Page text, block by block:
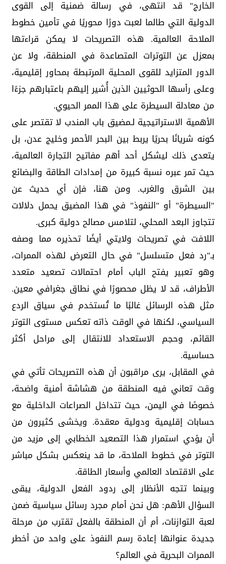
الخارج" قد انتهى، في رسالة ضمنية إلى القوى
الدولية التي طالما لعبت دورًا محوريًا في تأمين خطوط
الملاحة العالمية. هذه التصريحات لا يمكن قراءتها
بمعزل عن التوترات المتصاعدة في المنطقة، ولا عن
الدور المتزايد للقوى المحلية المرتبطة بمحاور إقليمية،
وعلى رأسها الحوثيين الذين أُشير إليهم باعتبارهم جزءًا
من معادلة السيطرة على هذا الممر الحيوي.
الأهمية الاستراتيجية لـمضيق باب المندب لا تقتصر على
كونه شريانًا بحريًا يربط بين البحر الأحمر وخليج عدن، بل
يتعدى ذلك ليشكل أحد أهم مفاتيح التجارة العالمية،
حيث تمر عبره نسبة كبيرة من إمدادات الطاقة والبضائع
بين الشرق والغرب. ومن هنا، فإن أي حديث عن
"السيطرة" أو "النفوذ" في هذا المضيق يحمل دلالات
تتجاوز البعد المحلي، لتلامس مصالح دولية كبرى.
اللافت في تصريحات ولايتي أيضًا تحذيره مما وصفه
بـ"رد فعل متسلسل" في حال التعرض لهذه الممرات،
وهو تعبير يفتح الباب أمام احتمالات تصعيد متعدد
الأطراف، قد لا يظل محصورًا في نطاق جغرافي معين.
مثل هذه الرسائل غالبًا ما تُستخدم في سياق الردع
السياسي، لكنها في الوقت ذاته تعكس مستوى التوتر
القائم، وحجم الاستعداد للانتقال إلى مراحل أكثر
حساسية.
في المقابل، يرى مراقبون أن هذه التصريحات تأتي في
وقت تعاني فيه المنطقة من هشاشة أمنية واضحة،
خصوصًا في اليمن، حيث تتداخل الصراعات الداخلية مع
حسابات إقليمية ودولية معقدة. ويخشى كثيرون من
أن يؤدي استمرار هذا التصعيد الخطابي إلى مزيد من
التوتر في خطوط الملاحة، ما قد ينعكس بشكل مباشر
على الاقتصاد العالمي وأسعار الطاقة.
وبينما تتجه الأنظار إلى ردود الفعل الدولية، يبقى
السؤال الأهم: هل نحن أمام مجرد رسائل سياسية ضمن
لعبة التوازنات، أم أن المنطقة بالفعل تقترب من مرحلة
جديدة عنوانها إعادة رسم النفوذ على واحد من أخطر
الممرات البحرية في العالم؟